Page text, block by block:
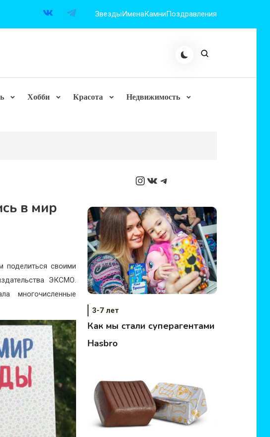
ЗвездыИменаКамниПоздравления
Хобби Красота Недвижимость
в мир
своими
ЭКСМО.
многочисленные
Instagram
ВКонтакте
Telegram
3-7 лет
Как мы стали суперагентами
Hasbro